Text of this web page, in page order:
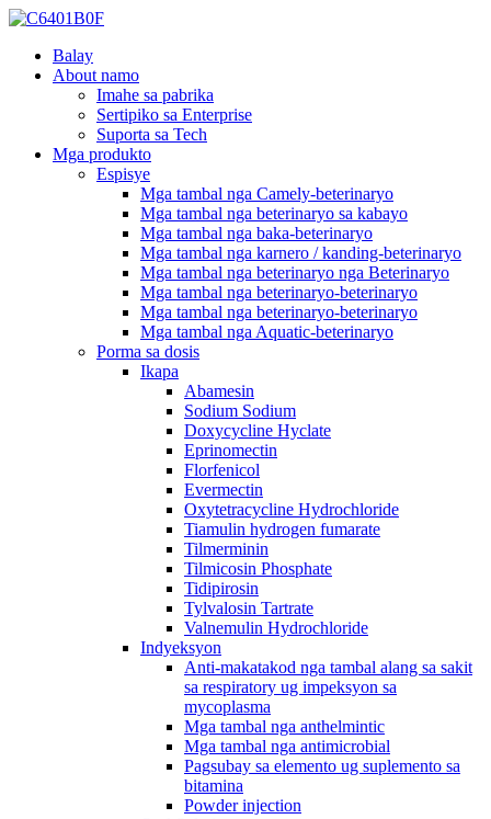
Balay
About namo
Imahe sa pabrika
Sertipiko sa Enterprise
Suporta sa Tech
Mga produkto
Espisye
Mga tambal nga Camely-beterinaryo
Mga tambal nga beterinaryo sa kabayo
Mga tambal nga baka-beterinaryo
Mga tambal nga karnero / kanding-beterinaryo
Mga tambal nga beterinaryo nga Beterinaryo
Mga tambal nga beterinaryo-beterinaryo
Mga tambal nga beterinaryo-beterinaryo
Mga tambal nga Aquatic-beterinaryo
Porma sa dosis
Ikapa
Abamesin
Sodium Sodium
Doxycycline Hyclate
Eprinomectin
Florfenicol
Evermectin
Oxytetracycline Hydrochloride
Tiamulin hydrogen fumarate
Tilmerminin
Tilmicosin Phosphate
Tidipirosin
Tylvalosin Tartrate
Valnemulin Hydrochloride
Indyeksyon
Anti-makatakod nga tambal alang sa sakit
sa respiratory ug impeksyon sa
mycoplasma
Mga tambal nga anthelmintic
Mga tambal nga antimicrobial
Pagsubay sa elemento ug suplemento sa
bitamina
Powder injection